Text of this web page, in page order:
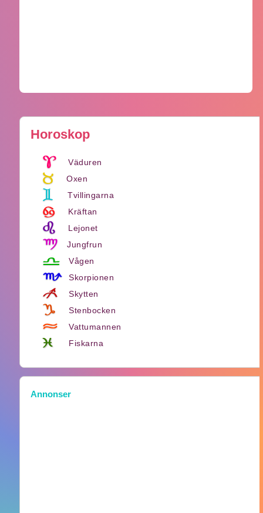
Horoskop
Väduren
Oxen
Tvillingarna
Kräftan
Lejonet
Jungfrun
Vågen
Skorpionen
Skytten
Stenbocken
Vattumannen
Fiskarna
Annonser